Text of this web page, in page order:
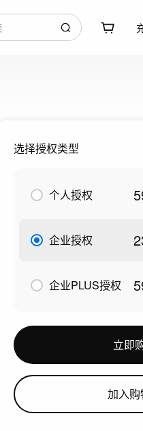
选择授权类型
个人授权
企业授权
企业PLUS授权
立即
加入购